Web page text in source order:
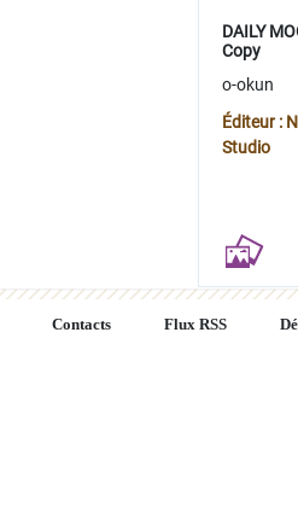
DAILY
Copy
o-okun
Éditeur :
Studio
Contacts Flux RSS